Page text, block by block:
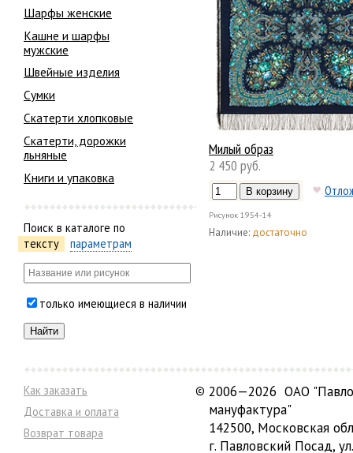
Шарфы женские
Кашне и шарфы
мужские
Швейные изделия
Сумки
Скатерти хлопковые
Скатерти, дорожки
льняные
Книги и упаковка
Поиск в каталоге по
тексту
параметрам
только имеющиеся в наличии
Милый образ
2 450 руб.
Рисунок 1954-14
Наличие: достаточно
Как заказать
Доставка и оплата
Возврат товара
© 2006—2026 ОАО
мануфактура"
142500, Московская
г. Павловский Посад,